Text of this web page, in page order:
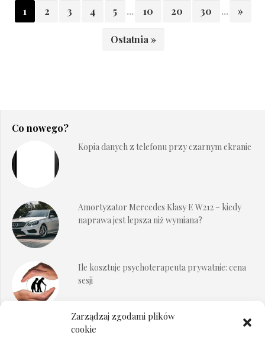
Zarządzaj zgodami plików
cookie
1 2 3 4 5 ... 10 20 30 ... »
Ostatnia »
Co nowego?
Kopia danych z telefonu przy czarnym ekranie
Amortyzator Mercedes Klasy E W212 – kiedy
naprawa jest lepsza niż wymiana?
Ile kosztuje psychoterapeuta prywatnie: cena
sesji
Dokumenty do odbioru przy zmianie biura